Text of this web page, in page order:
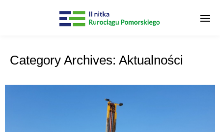
Category Archives: Aktualności